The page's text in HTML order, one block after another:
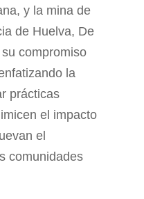
y la mina de
de Huelva, De
compromiso
la
prácticas
el impacto
el
comunidades